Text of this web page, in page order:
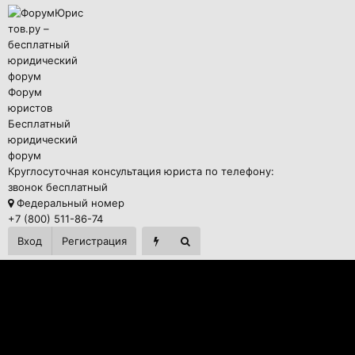
Форум
юристов
Бесплатный
юридический
форум
Круглосуточная консультация юриста по телефону:
звонок бесплатный
Федеральный номер
+7 (800) 511-86-74
Вход
Регистрация